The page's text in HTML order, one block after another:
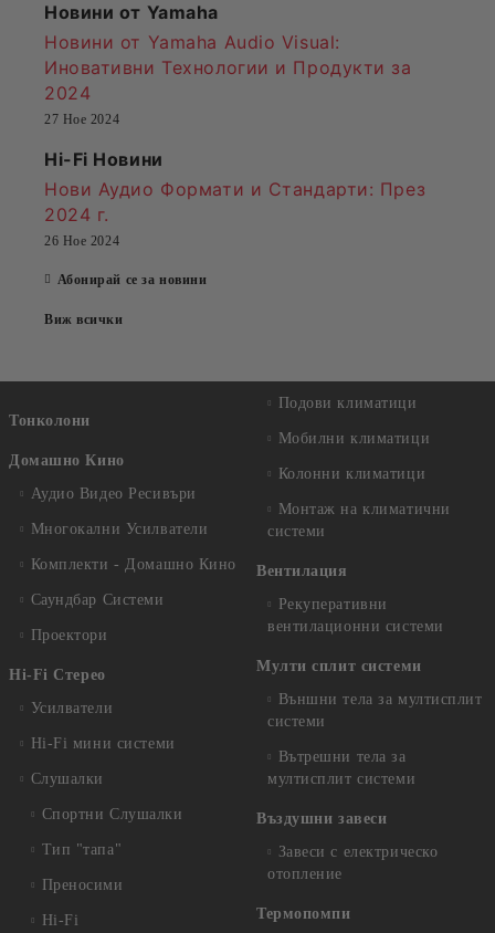
Новини от Yamaha
Новини от Yamaha Audio Visual:
Иновативни Технологии и Продукти за
2024
27 Ное 2024
Hi-Fi Новини
Нови Аудио Формати и Стандарти: През
2024 г.
26 Ное 2024
Абонирай се за новини
Виж всички
Тонколони
Домашно Кино
Аудио Видео Рeсивъри
Многокални Усилватели
Комплекти - Домашно Кино
Саундбар Системи
Проектори
Hi-Fi Стерео
Усилватели
Hi-Fi мини системи
Слушалки
Спортни Слушалки
Тип "тапа"
Преносими
Hi-Fi
Подови климатици
Мобилни климатици
Колонни климатици
Монтаж на климатични
системи
Вентилация
Рекуперативни
вентилационни системи
Мулти сплит системи
Външни тела за мултисплит
системи
Вътрешни тела за
мултисплит системи
Въздушни завеси
Завеси с електрическо
отопление
Термопомпи